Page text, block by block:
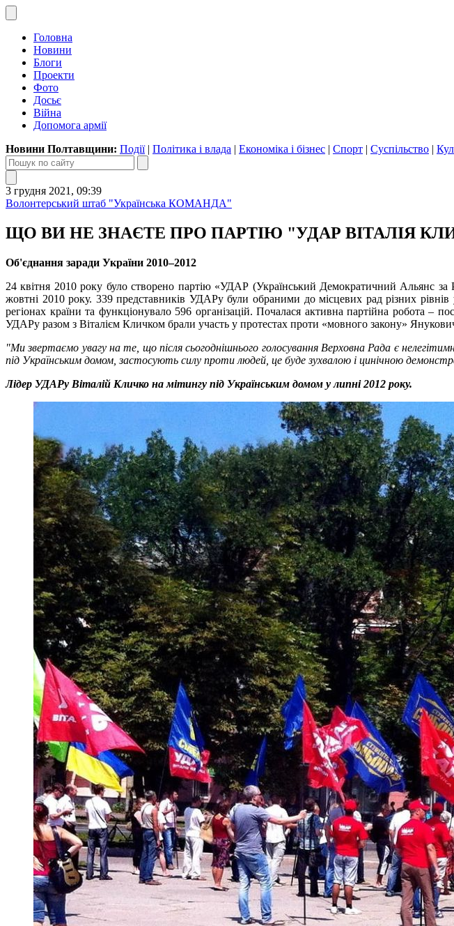
Головна
Новини
Блоги
Проекти
Фото
Досьє
Війна
Допомога армії
Новини Полтавщини: Події| Політика і влада | Економіка і бізнес | Спорт | Суспільство |
3 грудня 2021, 09:39
Волонтерський штаб "Українська КОМАНДА"
ЩО ВИ НЕ ЗНАЄТЕ ПРО ПАРТІЮ "УДАР ВІТАЛІЯ
Об'єднання заради України 2010–2012
24 квітня 2010 року було створено партію «УДАР (Український Демократичний Альянс
жовтні 2010 року. 339 представників УДАРу були обраними до місцевих рад різних
регіонах країни та функціонувало 596 організацій. Почалася активна партійна робота –
УДАРу разом з Віталієм Кличком брали участь у протестах проти «мовного закону»
"Ми звертаємо увагу на те, що після сьогоднішнього голосування Верховна Рада є
під Українським домом, застосують силу проти людей, це буде зухвалою і цинічною
Лідер УДАРу Віталій Кличко на мітингу під Українським домом у липні 2012 року.